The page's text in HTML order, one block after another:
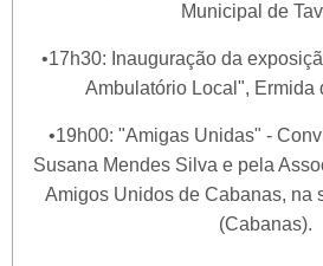
Municipal de
•17h30: Inauguração da
Ambulatório Local", Ermida
•19h00: "Amigas Unidas" -
Susana Mendes Silva e pela
Amigos Unidos de Cabanas, na
(Cabanas).